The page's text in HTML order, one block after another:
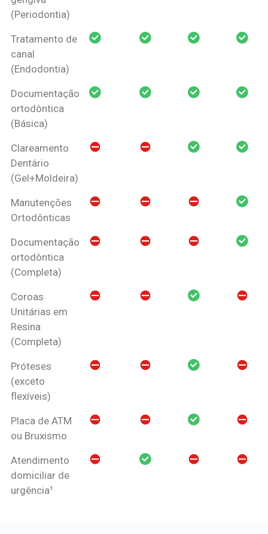
(Periodontia)
Tratamento de
canal
(Endodontia)
Documentação
ortodôntica
(Básica)
Clareamento
Dentário
(Gel+Moldeira)
Manutenções
Ortodônticas
Documentação
ortodôntica
(Completa)
Coroas
Unitárias em
Resina
(Completa)
Próteses
(exceto
flexíveis)
Placa de ATM
ou Bruxismo
Atendimento
domiciliar de
urgência¹